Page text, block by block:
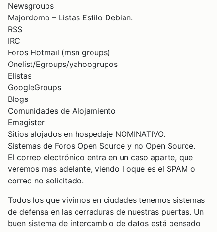
Newsgroups
Majordomo – Listas Estilo Debian.
RSS
IRC
Foros Hotmail (msn groups)
Onelist/Egroups/yahoogrupos
Elistas
GoogleGroups
Blogs
Comunidades de Alojamiento
Emagister
Sitios alojados en hospedaje NOMINATIVO.
Sistemas de Foros Open Source y no Open Source.
El correo electrónico entra en un caso aparte, que
veremos mas adelante, viendo l oque es el SPAM o
correo no solicitado.
Todos los que vivimos en ciudades tenemos sistemas
de defensa en las cerraduras de nuestras puertas. Un
buen sistema de intercambio de datos está pensado